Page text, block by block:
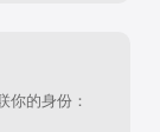
你的身份：